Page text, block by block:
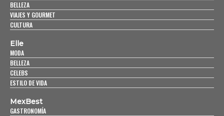
BELLEZA
VIAJES Y GOURMET
CULTURA
Elle
MODA
BELLEZA
CELEBS
ESTILO DE VIDA
MexBest
GASTRONOMÍA